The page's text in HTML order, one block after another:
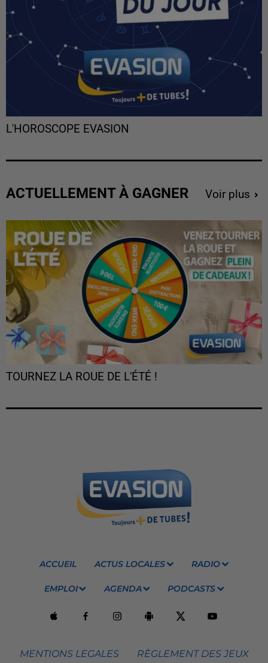
L'HOROSCOPE EVASION
ACTUELLEMENT À GAGNER Voir plus
TOURNEZ LA ROUE DE L'ÉTÉ !
ACCUEIL ACTUS LOCALES RADIO
EMPLOI AGENDA PODCASTS
MENTIONS LEGALES RÈGLEMENT DES JEUX